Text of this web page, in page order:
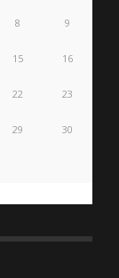
8 9
15 16
22 23
29 30